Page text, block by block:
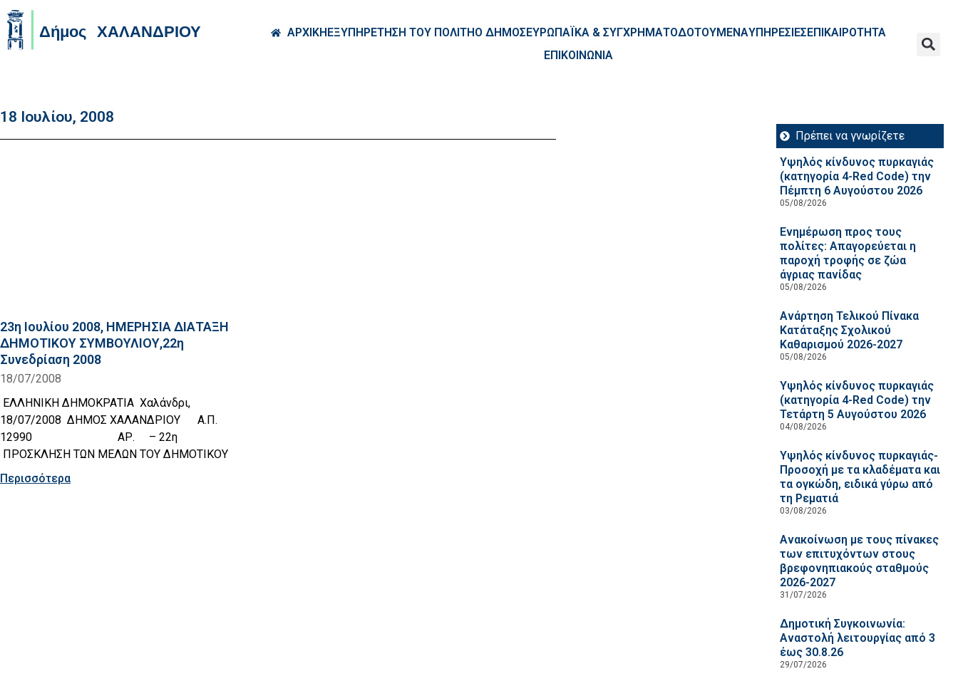
ΑΡΧΙΚΗΕΞΥΠΗΡΕΤΗΣΗ ΤΟΥ ΠΟΛΙΤΗΟ ΔΗΜΟΣΕΥΡΩΠΑΪΚΑ & ΣΥΓΧΡΗΜΑΤΟΔΟΤΟΥΜΕΝΑΥΠΗΡΕΣΙΕΣΕΠΙΚΑΙΡΟΤΗΤΑ
ΕΠΙΚΟΙΝΩΝΙΑ
18 Ιουλίου, 2008
23η Ιουλίου 2008, ΗΜΕΡΗΣΙΑ ΔΙΑΤΑΞΗ
ΔΗΜΟΤΙΚΟΥ ΣΥΜΒΟΥΛΙΟΥ,22η
Συνεδρίαση 2008
18/07/2008
ΕΛΛΗΝΙΚΗ ΔΗΜΟΚΡΑΤΙΑ Χαλάνδρι,
18/07/2008 ΔΗΜΟΣ ΧΑΛΑΝΔΡΙΟΥ Α.Π.
12990 ΑΡ. – 22η
ΠΡΟΣΚΛΗΣΗ ΤΩΝ ΜΕΛΩΝ ΤΟΥ ΔΗΜΟΤΙΚΟΥ
Περισσότερα
Πρέπει να γνωρίζετε
Υψηλός κίνδυνος πυρκαγιάς
(κατηγορία 4-Red Code) την
Πέμπτη 6 Αυγούστου 2026
05/08/2026
Ενημέρωση προς τους
πολίτες: Απαγορεύεται η
παροχή τροφής σε ζώα
άγριας πανίδας
05/08/2026
Ανάρτηση Τελικού Πίνακα
Κατάταξης Σχολικού
Καθαρισμού 2026-2027
05/08/2026
Υψηλός κίνδυνος πυρκαγιάς
(κατηγορία 4-Red Code) την
Τετάρτη 5 Αυγούστου 2026
04/08/2026
Υψηλός κίνδυνος πυρκαγιάς-
Προσοχή με τα κλαδέματα και
τα ογκώδη, ειδικά γύρω από
τη Ρεματιά
03/08/2026
Ανακοίνωση με τους πίνακες
των επιτυχόντων στους
βρεφονηπιακούς σταθμούς
2026-2027
31/07/2026
Δημοτική Συγκοινωνία:
Αναστολή λειτουργίας από 3
έως 30.8.26
29/07/2026